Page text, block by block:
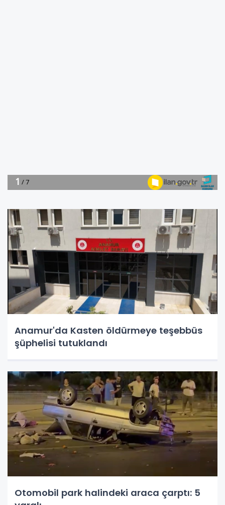
Anamur'da Kasten öldürmeye teşebbüs
şüphelisi tutuklandı
Otomobil park halindeki araca çarptı: 5